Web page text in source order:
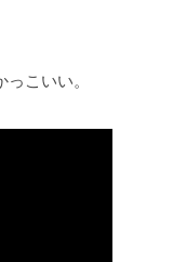
こいい。